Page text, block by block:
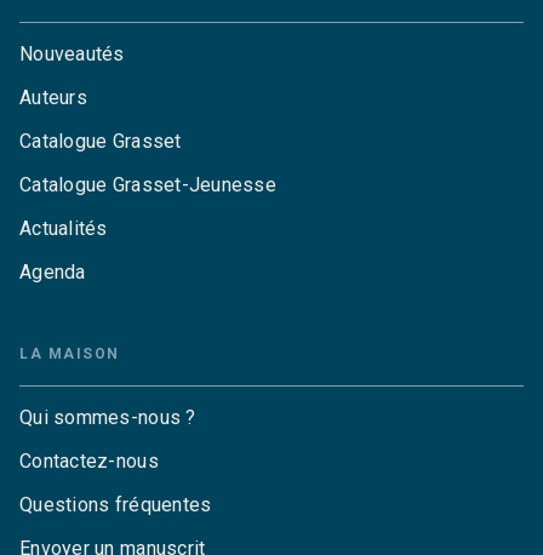
Nouveautés
Auteurs
Catalogue Grasset
Catalogue Grasset-Jeunesse
Actualités
Agenda
LA MAISON
Qui sommes-nous ?
Contactez-nous
Questions fréquentes
Envoyer un manuscrit